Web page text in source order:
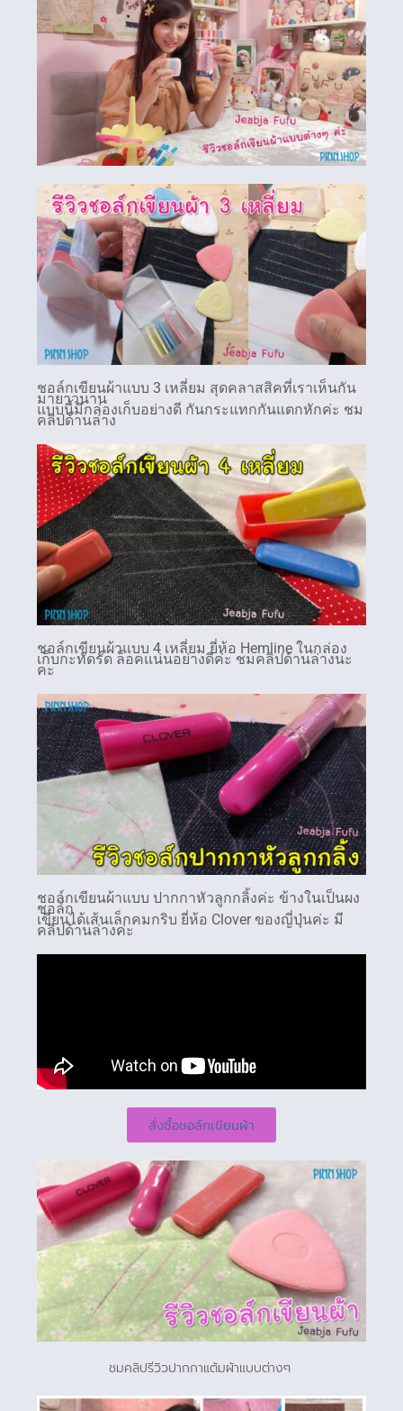
ชอล์กเขียนผ้าแบบ 3 เหลี่ยม สุดคลาสสิคที่เราเห็นกัน
มายาวนาน
แบบนี้มีกล่องเก็บอย่างดี กันกระแทกกันแตกหักค่ะ ชม
คลิปด้านล่าง
ชอล์กเขียนผ้าแบบ 4 เหลี่ยม ยี่ห้อ Hemline ในกล่อง
เก็บกะทัดรัด ล็อคแน่นอย่างดีค่ะ ชมคลิปด้านล่างนะ
คะ
ชอล์กเขียนผ้าแบบ ปากกาหัวลูกกลิ้งค่ะ ข้างในเป็นผง
ชอล์ก
เขียนได้เส้นเล็กคมกริบ ยี่ห้อ Clover ของญี่ปุ่นค่ะ มี
คลิปด้านล่างค่ะ
สั่งซื้อชอล์กเขียนผ้า
ชมคลิปรีวิวปากกาแต้มผ้าแบบต่างๆ